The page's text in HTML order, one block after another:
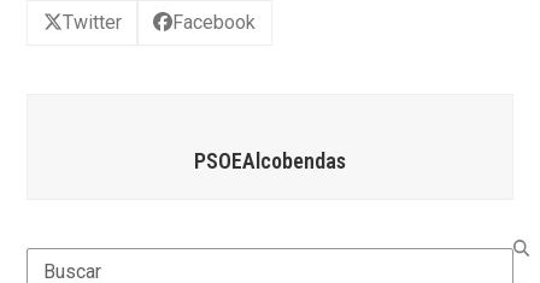
Twitter Facebook
PSOEAlcobendas
Search